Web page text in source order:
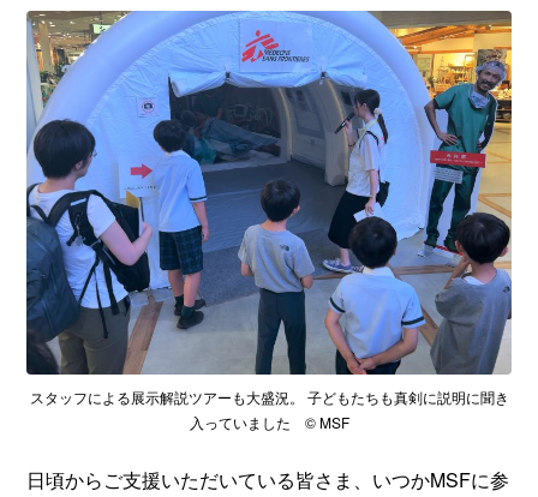
スタッフによる展示解説ツアーも大盛況。 子どもたちも真剣に説明に聞き
入っていました © MSF
日頃からご支援いただいている皆さま、いつかMSFに参